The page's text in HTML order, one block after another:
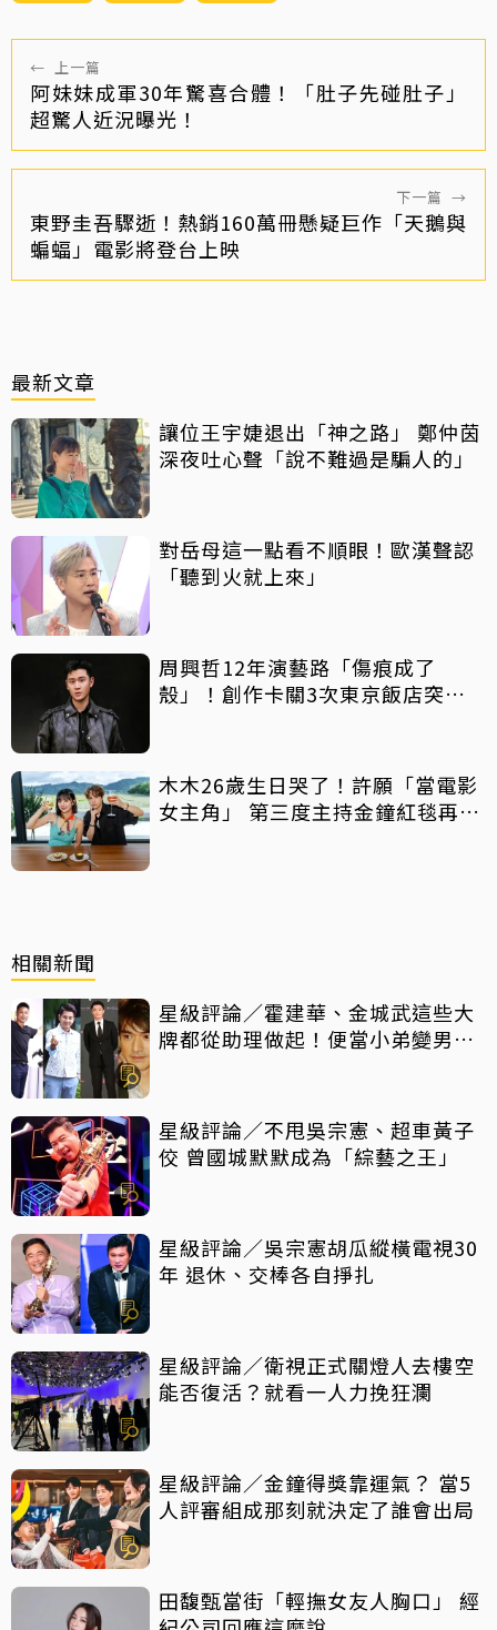
← 上一篇
阿妹妹成軍30年驚喜合體！「肚子先碰肚子」
超驚人近況曝光！
下一篇 →
東野圭吾驟逝！熱銷160萬冊懸疑巨作「天鵝與
蝙蝠」電影將登台上映
最新文章
讓位王宇婕退出「神之路」 鄭仲茵
深夜吐心聲「說不難過是騙人的」
對岳母這一點看不順眼！歐漢聲認
「聽到火就上來」
周興哲12年演藝路「傷痕成了
殼」！創作卡關3次東京飯店突找
木木26歲生日哭了！許願「當電影
女主角」 第三度主持金鐘紅毯再喊
相關新聞
星級評論／霍建華、金城武這些大
牌都從助理做起！便當小弟變男神
星級評論／不甩吳宗憲、超車黃子
佼 曾國城默默成為「綜藝之王」
星級評論／吳宗憲胡瓜縱橫電視30
年 退休、交棒各自掙扎
星級評論／衛視正式關燈人去樓空
能否復活？就看一人力挽狂瀾
星級評論／金鐘得獎靠運氣？ 當5
人評審組成那刻就決定了誰會出局
田馥甄當街「輕撫女友人胸口」 經